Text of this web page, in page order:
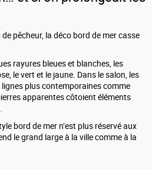
pêcheur, la déco bord de mer casse
rayures bleues et blanches, les
le vert et le jaune. Dans le salon, les
plus contemporaines comme
apparentes côtoient éléments
bord de mer n’est plus réservé aux
le grand large à la ville comme à la